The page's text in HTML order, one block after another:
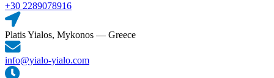
+30 2289078916
Platis Yialos, Mykonos — Greece
info@yialo-yialo.com